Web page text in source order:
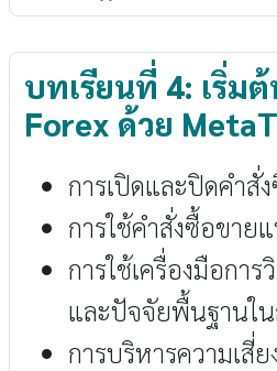
บทเรียนที่ 4: เริ่ม
Forex ด้วย
การเปิดและปิดคำสั่
การใช้คำสั่งซื้อขาย
การใช้เครื่องมือการ
และปัจจัยพื้นฐานใน
การบริหารความเสี่ย